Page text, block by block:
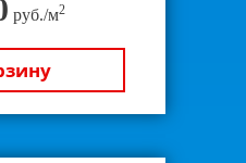
руб./м2